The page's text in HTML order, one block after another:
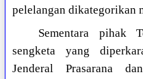
pelelangan dikategorikan
Sementara pihak
sengketa yang
Jenderal Prasarana